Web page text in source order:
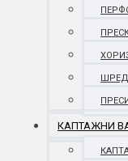
КАПТАЖНИ